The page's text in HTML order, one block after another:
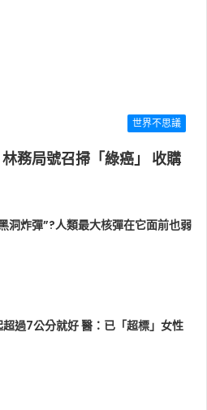
世界不思議
務局號召掃「綠癌」 收購
洞炸彈”?人類最大核彈在它面前也弱
過7公分就好 醫：已「超標」女性